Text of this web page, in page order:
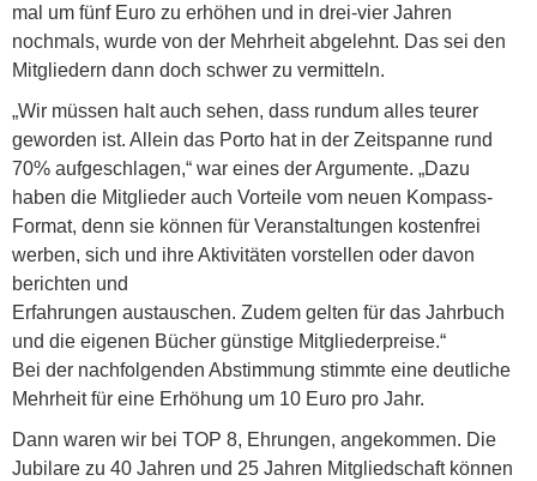
mal um fünf Euro zu erhöhen und in drei-vier Jahren
nochmals, wurde von der Mehrheit abgelehnt. Das sei den
Mitgliedern dann doch schwer zu vermitteln.
„Wir müssen halt auch sehen, dass rundum alles teurer
geworden ist. Allein das Porto hat in der Zeitspanne rund
70% aufgeschlagen,“ war eines der Argumente. „Dazu
haben die Mitglieder auch Vorteile vom neuen Kompass-
Format, denn sie können für Veranstaltungen kostenfrei
werben, sich und ihre Aktivitäten vorstellen oder davon
berichten und
Erfahrungen austauschen. Zudem gelten für das Jahrbuch
und die eigenen Bücher günstige Mitgliederpreise.“
Bei der nachfolgenden Abstimmung stimmte eine deutliche
Mehrheit für eine Erhöhung um 10 Euro pro Jahr.
Dann waren wir bei TOP 8, Ehrungen, angekommen. Die
Jubilare zu 40 Jahren und 25 Jahren Mitgliedschaft können